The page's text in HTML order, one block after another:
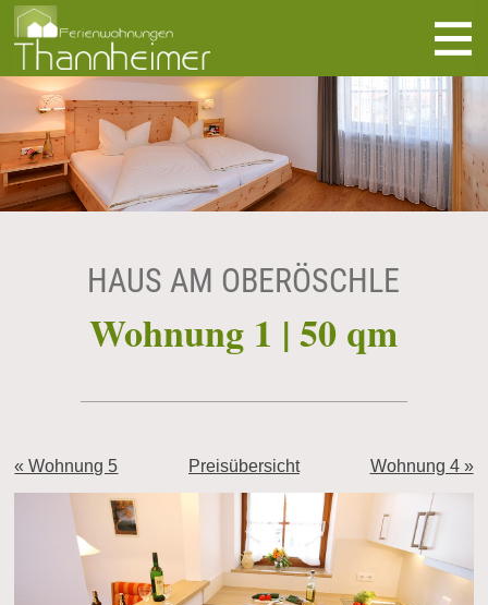
direkt zur Navigation
direkt zum Inhalt
HAUS AM OBERÖSCHLE
Wohnung 1 | 50 qm
« Wohnung 5 Preisübersicht Wohnung 4 »